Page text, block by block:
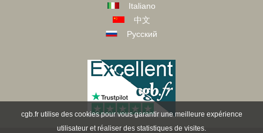
Italiano
中文
Русский
cgb.fr utilise des cookies pour vous garantir une meilleure expérience
utilisateur et réaliser des statistiques de visites.